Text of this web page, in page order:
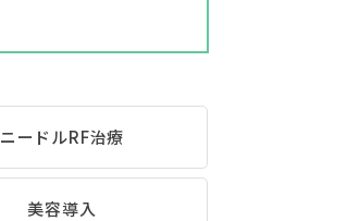
ニードルRF治療
美容導入